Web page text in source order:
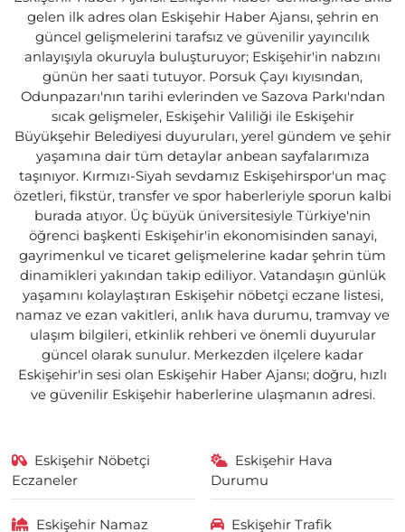
gelen ilk adres olan Eskişehir Haber Ajansı, şehrin en
güncel gelişmelerini tarafsız ve güvenilir yayıncılık
anlayışıyla okuruyla buluşturuyor; Eskişehir'in nabzını
günün her saati tutuyor. Porsuk Çayı kıyısından,
Odunpazarı'nın tarihi evlerinden ve Sazova Parkı'ndan
sıcak gelişmeler, Eskişehir Valiliği ile Eskişehir
Büyükşehir Belediyesi duyuruları, yerel gündem ve şehir
yaşamına dair tüm detaylar anbean sayfalarımıza
taşınıyor. Kırmızı-Siyah sevdamız Eskişehirspor'un maç
özetleri, fikstür, transfer ve spor haberleriyle sporun kalbi
burada atıyor. Üç büyük üniversitesiyle Türkiye'nin
öğrenci başkenti Eskişehir'in ekonomisinden sanayi,
gayrimenkul ve ticaret gelişmelerine kadar şehrin tüm
dinamikleri yakından takip ediliyor. Vatandaşın günlük
yaşamını kolaylaştıran Eskişehir nöbetçi eczane listesi,
namaz ve ezan vakitleri, anlık hava durumu, tramvay ve
ulaşım bilgileri, etkinlik rehberi ve önemli duyurular
güncel olarak sunulur. Merkezden ilçelere kadar
Eskişehir'in sesi olan Eskişehir Haber Ajansı; doğru, hızlı
ve güvenilir Eskişehir haberlerine ulaşmanın adresi.
Eskişehir Nöbetçi
Eczaneler
Eskişehir Hava
Durumu
Eskişehir Namaz
Eskişehir Trafik